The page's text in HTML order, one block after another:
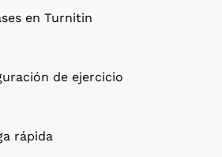
en Turnitin
de ejercicio
rápida